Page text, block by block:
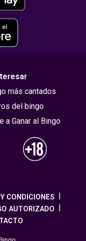
más cantados
del bingo
a Ganar al Bingo
CONDICIONES
AUTORIZADO